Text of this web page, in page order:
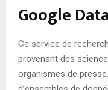
Google
Ce service de
provenant des
organismes de